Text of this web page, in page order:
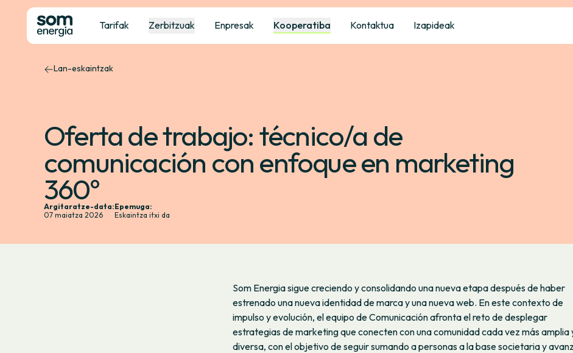
Tarifak Zerbitzuak Enpresak Kooperatiba Kontaktua Izapideak
Lan-eskaintzak
Oferta de trabajo: técnico/a de
comunicación con enfoque en marketing
360º
Argitaratze-data:
07 maiatza 2026
Epemuga:
Eskaintza itxi da
Som Energia sigue creciendo y consolidando una nueva etapa después de haber
estrenado una nueva identidad de marca y una nueva web. En este contexto de
impulso y evolución, el equipo de Comunicación afronta el reto de desplegar
estrategias de marketing que conecten con una comunidad cada vez más amplia
diversa, con el objetivo de seguir sumando a personas a la base societaria y